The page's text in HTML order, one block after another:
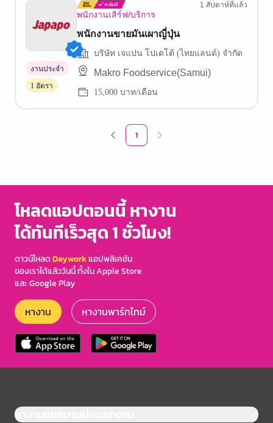
พนักงานเสิร์ฟ/บริการ
1 สัปดาห์ที่แล้ว
พนักงานขายมันเผาญี่ปุ่น
บริษัท เจแปน โปเตโต้ (ไทยแลนด์) จำกัด
Makro Foodservice(Samui)
15,000 บาท/เดือน
งานประจำ
1 อัตรา
1
โหลดแอปตอนนี้ หางาน
ได้ทันทีเร็วสุด 1 ชั่วโมง!
ดาวน์โหลดDayworkแอปพลิเคชัน
ของเราได้แล้ววันนี้ ทั้งใน Apple Store
และ Google Play
หางาน หางานพาร์ทไทม์
หางานแยกตามประเภทงาน